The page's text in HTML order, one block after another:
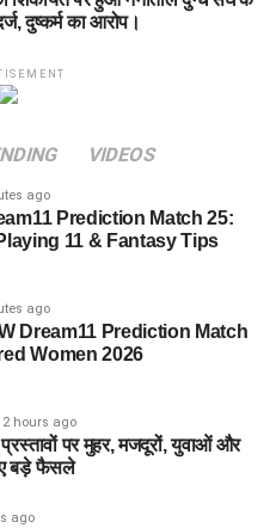
दुष्कर्म का आरोप।
VIDEOS
ago
Prediction Match 25:
11 & Fantasy Tips
ago
Dream11 Prediction Match
Women 2026
2 hours ago
पर मुहर, मजदूरों, युवाओं और
बड़े फैसले
ago